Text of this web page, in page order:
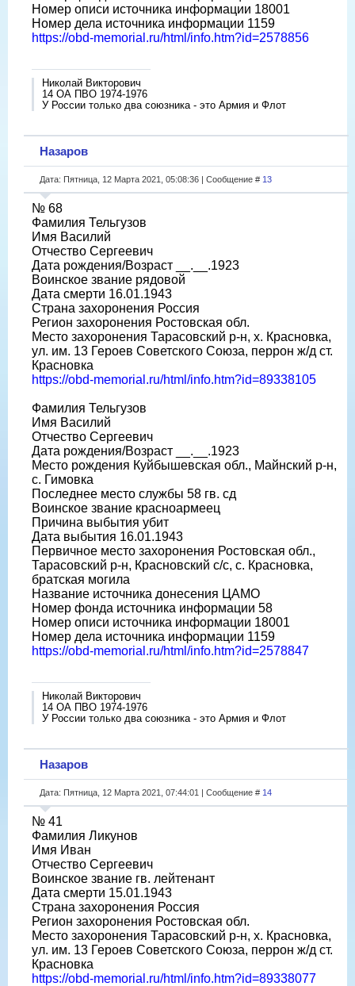
Номер описи источника информации 18001
Номер дела источника информации 1159
https://obd-memorial.ru/html/info.htm?id=2578856
Николай Викторович
14 ОА ПВО 1974-1976
У России только два союзника - это Армия и Флот
Назаров
Дата: Пятница, 12 Марта 2021, 05:08:36 | Сообщение # 13
№ 68
Фамилия Тельгузов
Имя Василий
Отчество Сергеевич
Дата рождения/Возраст __.__.1923
Воинское звание рядовой
Дата смерти 16.01.1943
Страна захоронения Россия
Регион захоронения Ростовская обл.
Место захоронения Тарасовский р-н, х. Красновка,
ул. им. 13 Героев Советского Союза, перрон ж/д ст.
Красновка
https://obd-memorial.ru/html/info.htm?id=89338105
Фамилия Тельгузов
Имя Василий
Отчество Сергеевич
Дата рождения/Возраст __.__.1923
Место рождения Куйбышевская обл., Майнский р-н,
с. Гимовка
Последнее место службы 58 гв. сд
Воинское звание красноармеец
Причина выбытия убит
Дата выбытия 16.01.1943
Первичное место захоронения Ростовская обл.,
Тарасовский р-н, Красновский с/с, с. Красновка,
братская могила
Название источника донесения ЦАМО
Номер фонда источника информации 58
Номер описи источника информации 18001
Номер дела источника информации 1159
https://obd-memorial.ru/html/info.htm?id=2578847
Николай Викторович
14 ОА ПВО 1974-1976
У России только два союзника - это Армия и Флот
Назаров
Дата: Пятница, 12 Марта 2021, 07:44:01 | Сообщение # 14
№ 41
Фамилия Ликунов
Имя Иван
Отчество Сергеевич
Воинское звание гв. лейтенант
Дата смерти 15.01.1943
Страна захоронения Россия
Регион захоронения Ростовская обл.
Место захоронения Тарасовский р-н, х. Красновка,
ул. им. 13 Героев Советского Союза, перрон ж/д ст.
Красновка
https://obd-memorial.ru/html/info.htm?id=89338077